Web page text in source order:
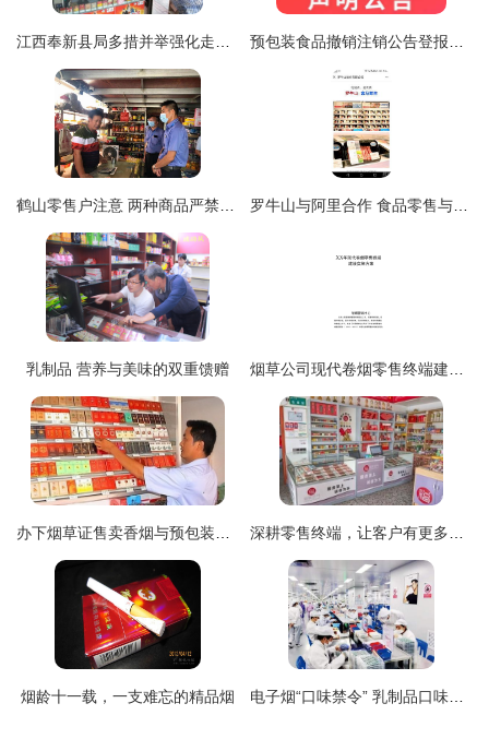
乳制品 营养与美味的双重馈赠
烟龄十一载，一支难忘的精品烟